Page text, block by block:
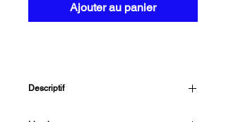
Ajouter au panier
Descriptif